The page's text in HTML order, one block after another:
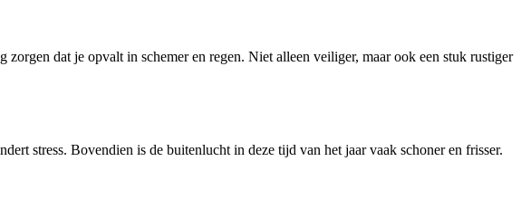
dat je opvalt in schemer en regen. Niet alleen veiliger, maar ook een stuk rustiger
stress. Bovendien is de buitenlucht in deze tijd van het jaar vaak schoner en frisser.